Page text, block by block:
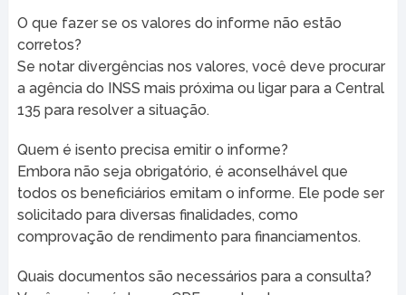
O que fazer se os valores do informe não estão
corretos?
Se notar divergências nos valores, você deve procurar
a agência do INSS mais próxima ou ligar para a Central
135 para resolver a situação.
Quem é isento precisa emitir o informe?
Embora não seja obrigatório, é aconselhável que
todos os beneficiários emitam o informe. Ele pode ser
solicitado para diversas finalidades, como
comprovação de rendimento para financiamentos.
Quais documentos são necessários para a consulta?